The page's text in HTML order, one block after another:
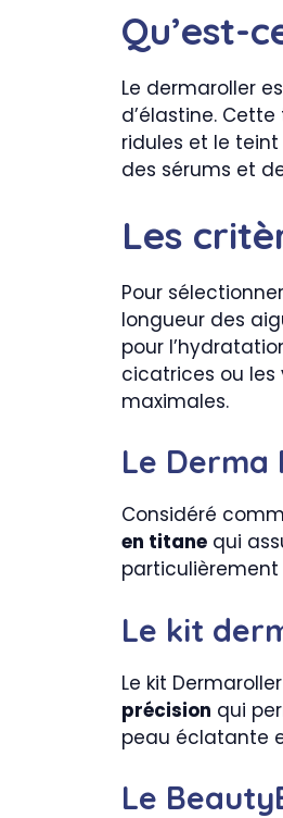
Qu’est-
Le dermaroller
d’élastine.
ridules et le
des sérums et
Les
Pour
longueur des
pour
cicatrices ou
maximales.
Le Derma
Considéré
en titane qui
Le kit
Le kit
précision qui
peau éclatante
Le